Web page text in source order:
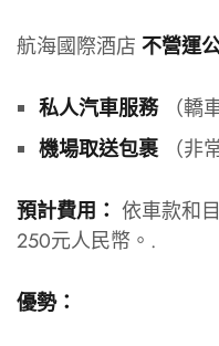
航海國際酒店 不營運
私人汽車服務（轎
機場取送包裹（非
預計費用： 依車款和
250元人民幣。.
優勢：